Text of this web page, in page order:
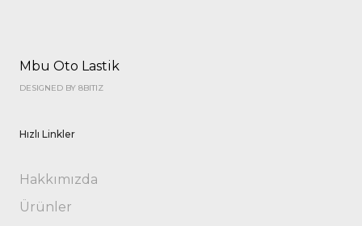
Mbu Oto Lastik
DESIGNED BY 8BITIZ
Hızlı Linkler
Hakkımızda
Ürünler